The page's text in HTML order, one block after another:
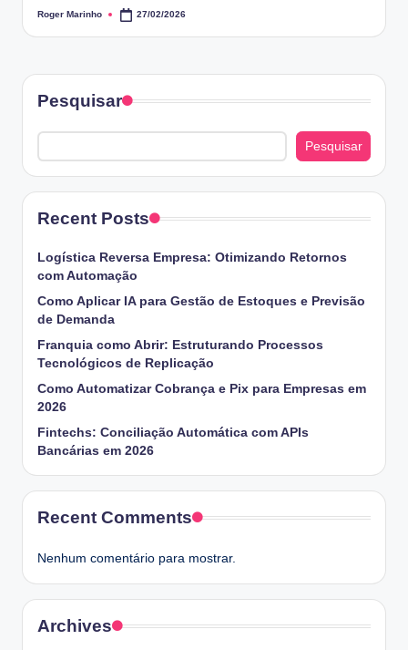
Posted
Roger Marinho 27/02/2026
Pesquisar
Pesquisar
Recent Posts
Logística Reversa Empresa: Otimizando Retornos
com Automação
Como Aplicar IA para Gestão de Estoques e Previsão
de Demanda
Franquia como Abrir: Estruturando Processos
Tecnológicos de Replicação
Como Automatizar Cobrança e Pix para Empresas em
2026
Fintechs: Conciliação Automática com APIs
Bancárias em 2026
Recent Comments
Nenhum comentário para mostrar.
Archives